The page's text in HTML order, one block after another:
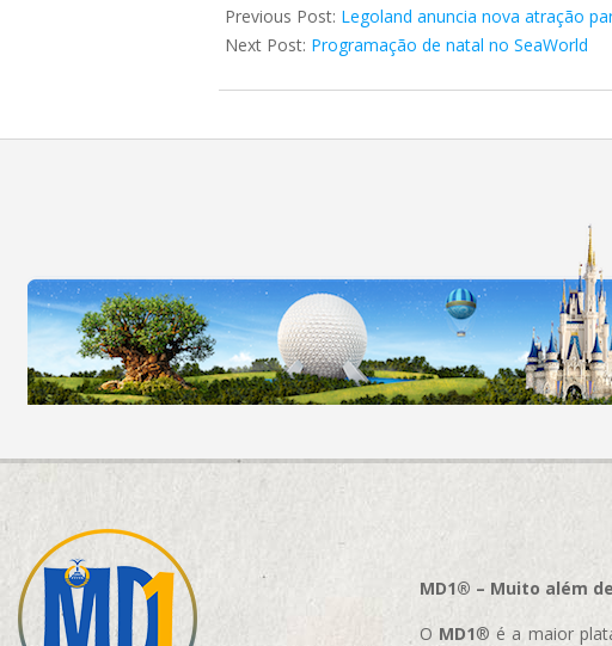
10-
25
Previous Post: Legoland anuncia nova atração
Next Post: Programação de natal no SeaWorld
MD1® – Muito além
O MD1® é a maior